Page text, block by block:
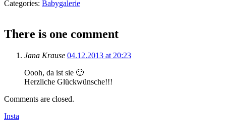
Categories: Babygalerie
There is one comment
Jana Krause 04.12.2013 at 20:23
Oooh, da ist sie 🙂
Herzliche Glückwünsche!!!
Comments are closed.
Insta